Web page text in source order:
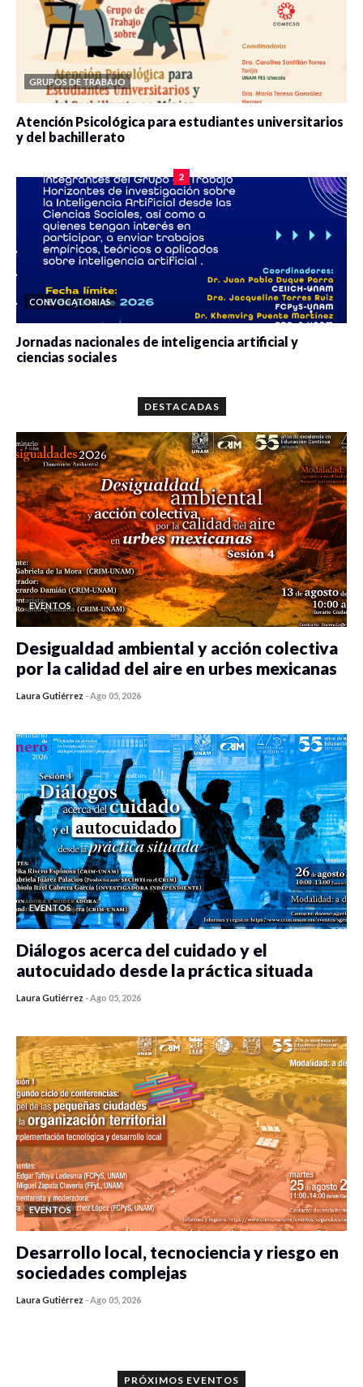
GRUPOS DE TRABAJO
Atención Psicológica para estudiantes universitarios
y del bachillerato
2
CONVOCATORIAS
Jornadas nacionales de inteligencia artificial y
ciencias sociales
DESTACADAS
EVENTOS
Desigualdad ambiental y acción colectiva
por la calidad del aire en urbes mexicanas
Laura Gutiérrez -Ago 05, 2026
EVENTOS
Diálogos acerca del cuidado y el
autocuidado desde la práctica situada
Laura Gutiérrez -Ago 05, 2026
EVENTOS
Desarrollo local, tecnociencia y riesgo en
sociedades complejas
Laura Gutiérrez -Ago 05, 2026
PRÓXIMOS EVENTOS